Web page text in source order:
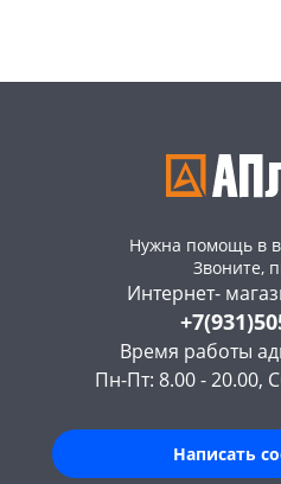
Нужна помощь в
Звоните,
Интернет-
Время работы
Пн-Пт: 8.00 - 20.00,
Написать